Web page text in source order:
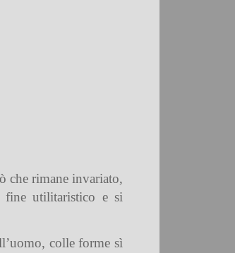
che rimane invariato,
fine utilitaristico e si
colle forme sì